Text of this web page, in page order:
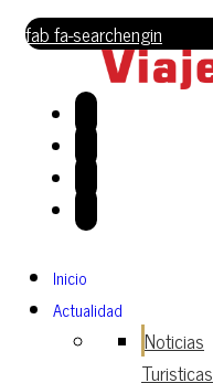
fab fa-searchengin
Inicio
Actualidad
Noticias
Turisticas